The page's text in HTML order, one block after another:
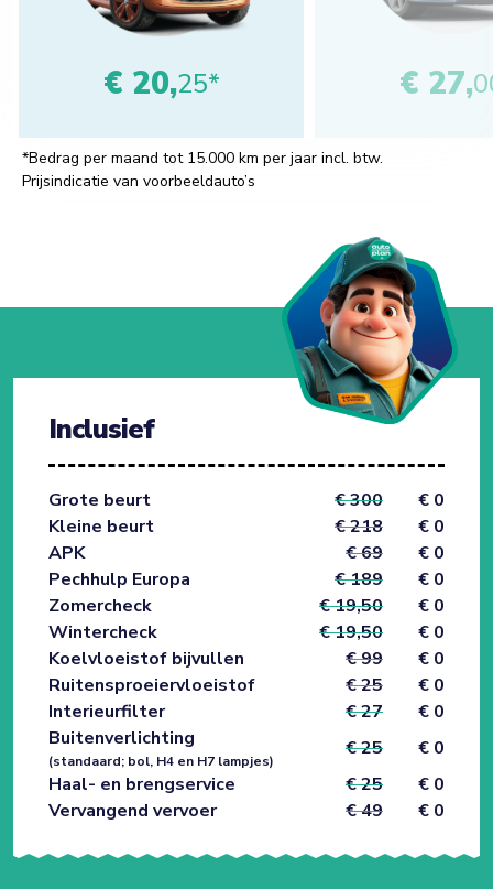
€ 20,25* € 27,
*Bedrag per maand tot 15.000 km per jaar incl. btw.
Prijsindicatie van voorbeeldauto’s
Inclusief
Grote beurt € 300
€ 0
Kleine beurt
€ 218
€ 0
APK
€ 69
€ 0
Pechhulp Europa
€ 189
€ 0
Zomercheck
€ 19,50
€ 0
Wintercheck
€ 19,50
€ 0
Koelvloeistof bijvullen
€ 99
€ 0
Ruitensproeiervloeistof
€ 25
€ 0
Interieurfilter
€ 27
€ 0
Buitenverlichting
(standaard; bol, H4 en H7 lampjes)
€ 25
€ 0
Haal- en brengservice
€ 25
€ 0
Vervangend vervoer
€ 49 € 0